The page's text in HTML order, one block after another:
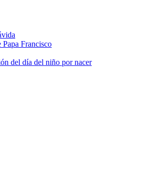
Francisco
del día del niño por nacer